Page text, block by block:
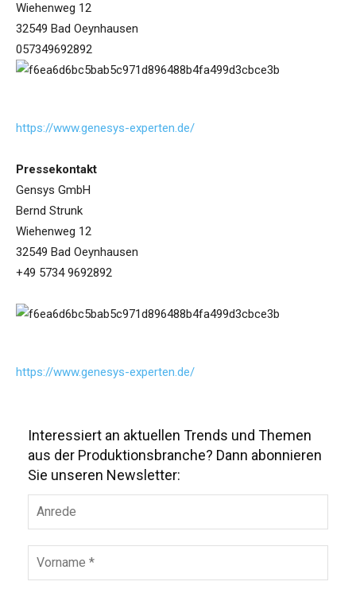
Wiehenweg 12
32549 Bad Oeynhausen
057349692892
https://www.genesys-experten.de/
Pressekontakt
Gensys GmbH
Bernd Strunk
Wiehenweg 12
32549 Bad Oeynhausen
+49 5734 9692892
https://www.genesys-experten.de/
Interessiert an aktuellen Trends und Themen
aus der Produktionsbranche? Dann abonnieren
Sie unseren Newsletter: